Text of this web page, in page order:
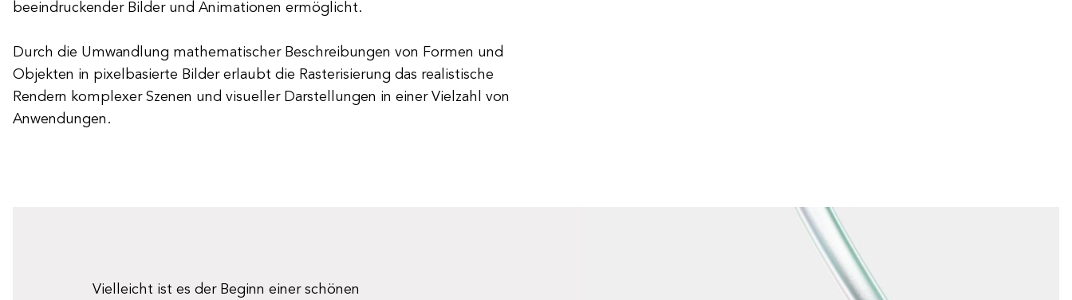
beeindruckender Bilder und Animationen ermöglicht.
Durch die Umwandlung mathematischer Beschreibungen von Formen und
Objekten in pixelbasierte Bilder erlaubt die Rasterisierung das realistische
Rendern komplexer Szenen und visueller Darstellungen in einer Vielzahl von
Anwendungen.
Vielleicht ist es der Beginn einer schönen